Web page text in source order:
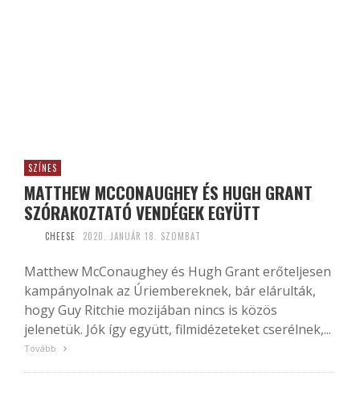
SZÍNES
MATTHEW MCCONAUGHEY ÉS HUGH GRANT
SZÓRAKOZTATÓ VENDÉGEK EGYÜTT
CHEESE 2020. JANUÁR 18. SZOMBAT
Matthew McConaughey és Hugh Grant erőteljesen
kampányolnak az Úriembereknek, bár elárulták,
hogy Guy Ritchie mozijában nincs is közös
jelenetük. Jók így együtt, filmidézeteket cserélnek,...
Tovább